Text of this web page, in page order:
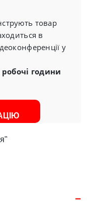
товар
в
у
години